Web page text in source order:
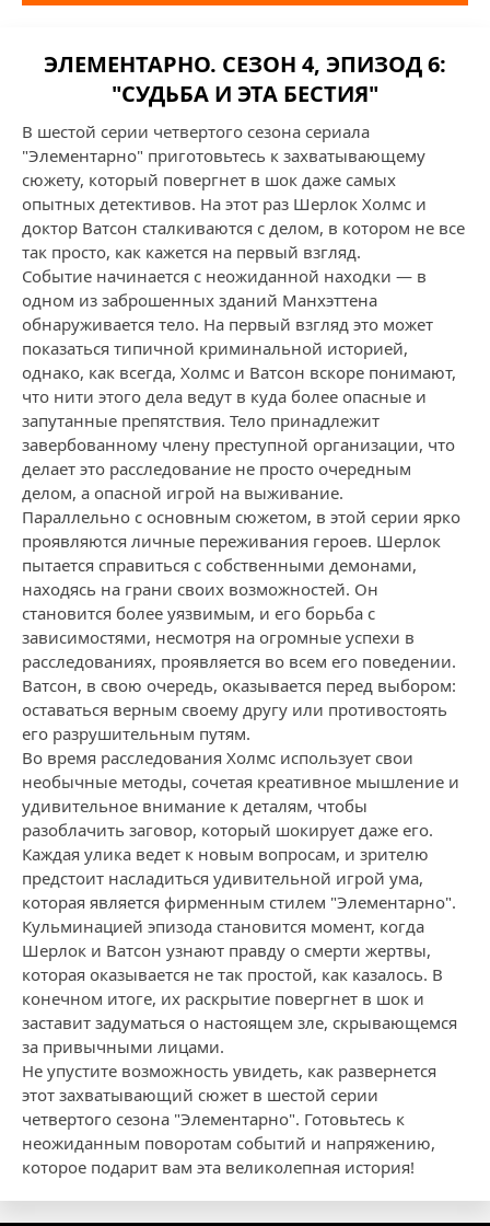
ЭЛЕМЕНТАРНО. СЕЗОН 4, ЭПИЗОД 6:
"СУДЬБА И ЭТА БЕСТИЯ"
В шестой серии четвертого сезона сериала
"Элементарно" приготовьтесь к захватывающему
сюжету, который повергнет в шок даже самых
опытных детективов. На этот раз Шерлок Холмс и
доктор Ватсон сталкиваются с делом, в котором не все
так просто, как кажется на первый взгляд.
Событие начинается с неожиданной находки — в
одном из заброшенных зданий Манхэттена
обнаруживается тело. На первый взгляд это может
показаться типичной криминальной историей,
однако, как всегда, Холмс и Ватсон вскоре понимают,
что нити этого дела ведут в куда более опасные и
запутанные препятствия. Тело принадлежит
завербованному члену преступной организации, что
делает это расследование не просто очередным
делом, а опасной игрой на выживание.
Параллельно с основным сюжетом, в этой серии ярко
проявляются личные переживания героев. Шерлок
пытается справиться с собственными демонами,
находясь на грани своих возможностей. Он
становится более уязвимым, и его борьба с
зависимостями, несмотря на огромные успехи в
расследованиях, проявляется во всем его поведении.
Ватсон, в свою очередь, оказывается перед выбором:
оставаться верным своему другу или противостоять
его разрушительным путям.
Во время расследования Холмс использует свои
необычные методы, сочетая креативное мышление и
удивительное внимание к деталям, чтобы
разоблачить заговор, который шокирует даже его.
Каждая улика ведет к новым вопросам, и зрителю
предстоит насладиться удивительной игрой ума,
которая является фирменным стилем "Элементарно".
Кульминацией эпизода становится момент, когда
Шерлок и Ватсон узнают правду о смерти жертвы,
которая оказывается не так простой, как казалось. В
конечном итоге, их раскрытие повергнет в шок и
заставит задуматься о настоящем зле, скрывающемся
за привычными лицами.
Не упустите возможность увидеть, как развернется
этот захватывающий сюжет в шестой серии
четвертого сезона "Элементарно". Готовьтесь к
неожиданным поворотам событий и напряжению,
которое подарит вам эта великолепная история!